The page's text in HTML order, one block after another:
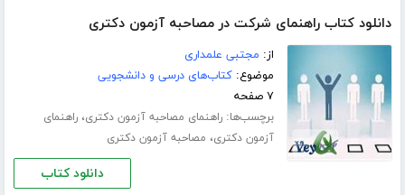
دانلود کتاب راهنمای شرکت در مصاحبه آزمون دکتری
از: مجتبی علمداری
موضوع:کتاب‌های درسی و دانشجویی
۷ صفحه
برچسب‌ها:راهنمای مصاحبه آزمون دکتری،راهنمای
آزمون دکتری، مصاحبه آزمون دکتری
دانلود کتاب